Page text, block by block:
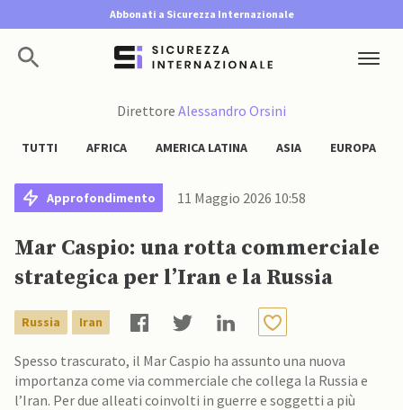
Abbonati a Sicurezza Internazionale
Direttore Alessandro Orsini
TUTTI AFRICA AMERICA LATINA ASIA EUROPA
Approfondimento 11 Maggio 2026 10:58
Mar Caspio: una rotta commerciale
strategica per l’Iran e la Russia
Russia Iran
Spesso trascurato, il Mar Caspio ha assunto una nuova
importanza come via commerciale che collega la Russia e
l’Iran. Per due alleati coinvolti in guerre e soggetti a più